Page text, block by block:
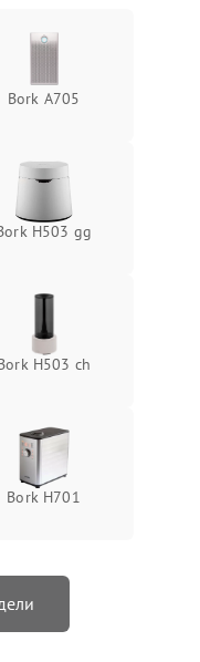
Bork A705
H503 gg
H503 ch
Bork H701